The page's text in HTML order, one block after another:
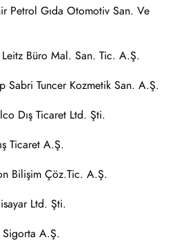
Petrol Gıda Otomotiv San. Ve
Leitz Büro Mal. San. Tic. A.Ş.
Sabri Tuncer Kozmetik San. A.Ş.
Dış Ticaret Ltd. Şti.
Ticaret A.Ş.
Bilişim Çöz.Tic. A.Ş.
Ltd. Şti.
Sigorta A.Ş.